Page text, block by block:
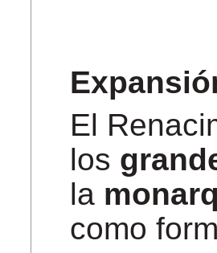
El
los
la
como